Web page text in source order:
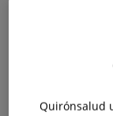
Médicos
Quirónsalud